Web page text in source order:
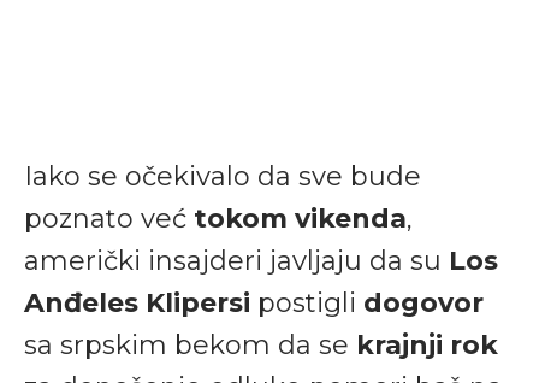
Iako se očekivalo da sve bude
poznato već tokom vikenda,
američki insajderi javljaju da su Los
Anđeles Klipersi postigli dogovor
sa srpskim bekom da se krajnji rok